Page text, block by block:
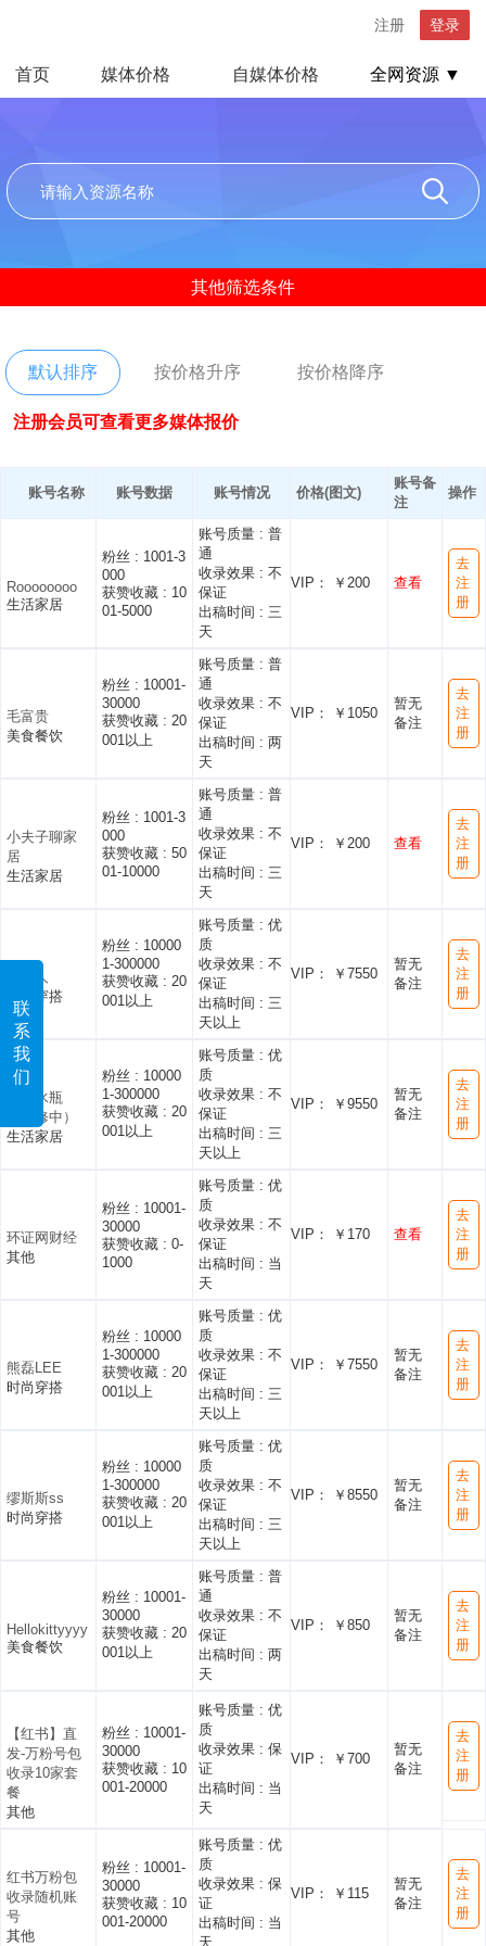
联
系
我
们
注册 登录
首页 媒体价格 自媒体价格 全网资源 ▼
其他筛选条件
默认排序 按价格升序 按价格降序
注册会员可查看更多媒体报价
账号名称 账号数据 账号情况 价格(图文)
账号备
注
操作
Roooooooo
生活家居
粉丝 : 1001-3
000
获赞收藏 : 10
01-5000
账号质量 : 普
通
收录效果 : 不
保证
出稿时间 : 三
天
VIP： ￥200 查看
去
注
册
毛富贵
美食餐饮
粉丝 : 10001-
30000
获赞收藏 : 20
001以上
账号质量 : 普
通
收录效果 : 不
保证
出稿时间 : 两
天
VIP： ￥1050
暂无
备注
去
注
册
小夫子聊家
居
生活家居
粉丝 : 1001-3
000
获赞收藏 : 50
01-10000
账号质量 : 普
通
收录效果 : 不
保证
出稿时间 : 三
天
VIP： ￥200 查看
去
注
册
雯化人
时尚穿搭
粉丝 : 10000
1-300000
获赞收藏 : 20
001以上
账号质量 : 优
质
收录效果 : 不
保证
出稿时间 : 三
天以上
VIP： ￥7550
暂无
备注
去
注
册
两个水瓶
（装修中）
生活家居
粉丝 : 10000
1-300000
获赞收藏 : 20
001以上
账号质量 : 优
质
收录效果 : 不
保证
出稿时间 : 三
天以上
VIP： ￥9550
暂无
备注
去
注
册
环证网财经
其他
粉丝 : 10001-
30000
获赞收藏 : 0-
1000
账号质量 : 优
质
收录效果 : 不
保证
出稿时间 : 当
天
VIP： ￥170 查看
去
注
册
熊磊LEE
时尚穿搭
粉丝 : 10000
1-300000
获赞收藏 : 20
001以上
账号质量 : 优
质
收录效果 : 不
保证
出稿时间 : 三
天以上
VIP： ￥7550
暂无
备注
去
注
册
缪斯斯ss
时尚穿搭
粉丝 : 10000
1-300000
获赞收藏 : 20
001以上
账号质量 : 优
质
收录效果 : 不
保证
出稿时间 : 三
天以上
VIP： ￥8550
暂无
备注
去
注
册
Hellokittyyyy
美食餐饮
粉丝 : 10001-
30000
获赞收藏 : 20
001以上
账号质量 : 普
通
收录效果 : 不
保证
出稿时间 : 两
天
VIP： ￥850
暂无
备注
去
注
册
【红书】直
发-万粉号包
收录10家套
餐
其他
粉丝 : 10001-
30000
获赞收藏 : 10
001-20000
账号质量 : 优
质
收录效果 : 保
证
出稿时间 : 当
天
VIP： ￥700
暂无
备注
去
注
册
红书万粉包
收录随机账
号
其他
粉丝 : 10001-
30000
获赞收藏 : 10
001-20000
账号质量 : 优
质
收录效果 : 保
证
出稿时间 : 当
天
VIP： ￥115
暂无
备注
去
注
册